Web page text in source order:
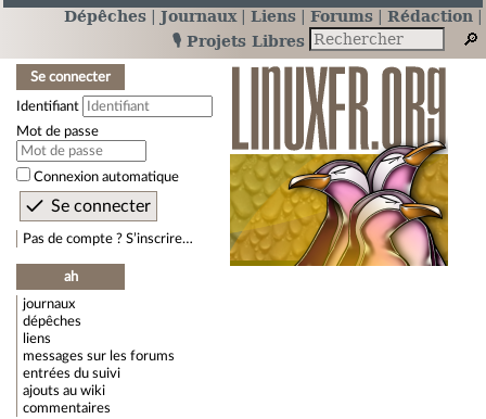
Dépêches Journaux Liens Forums
Rédaction
🎙️ Projets Libres
Se connecter
Identifiant
Mot de passe
Connexion automatique
Pas de compte ? S’inscrire…
ah
journaux
dépêches
liens
messages sur les forums
entrées du suivi
ajouts au wiki
commentaires